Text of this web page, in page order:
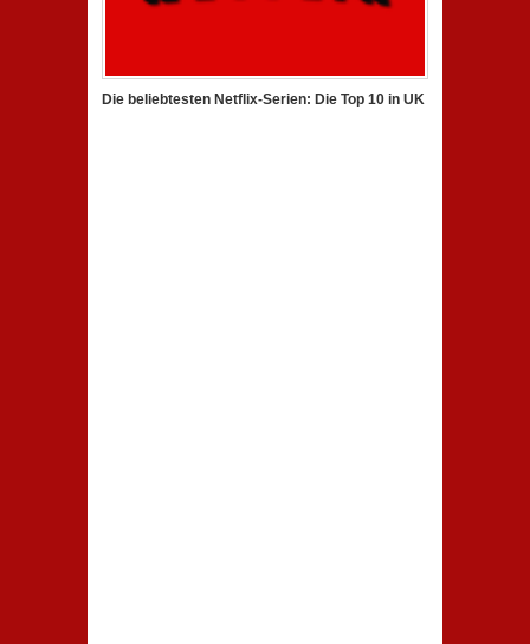
Die beliebtesten Netflix-Serien: Die Top 10 in UK